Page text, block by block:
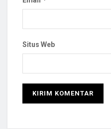
Situs Web